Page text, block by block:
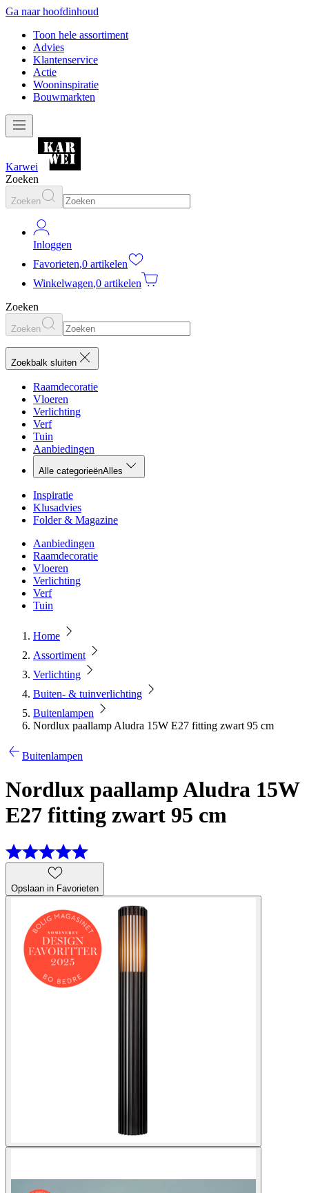
Ga naar hoofdinhoud
Toon hele assortiment
Advies
Klantenservice
Actie
Wooninspiratie
Bouwmarkten
Karwei
Zoeken
Zoeken
Inloggen
Favorieten,0 artikelen
Winkelwagen,0 artikelen
Zoeken
Zoeken
Zoekbalk sluiten
Raamdecoratie
Vloeren
Verlichting
Verf
Tuin
Aanbiedingen
Alle categorieënAlles
Inspiratie
Klusadvies
Folder & Magazine
Aanbiedingen
Raamdecoratie
Vloeren
Verlichting
Verf
Tuin
Home
Assortiment
Verlichting
Buiten- & tuinverlichting
Buitenlampen
Nordlux paallamp Aludra 15W E27 fitting zwart 95 cm
Buitenlampen
Nordlux paallamp Aludra 15W
E27 fitting zwart 95 cm
Opslaan in Favorieten